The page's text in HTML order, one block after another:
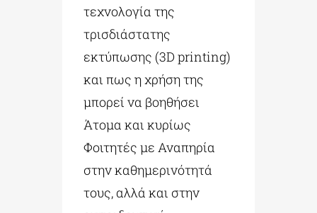
τεχνολογία της
τρισδιάστατης
εκτύπωσης (3D printing)
και πως η χρήση της
μπορεί να βοηθήσει
Άτομα και κυρίως
Φοιτητές με Αναπηρία
στην καθημερινότητά
τους, αλλά και στην